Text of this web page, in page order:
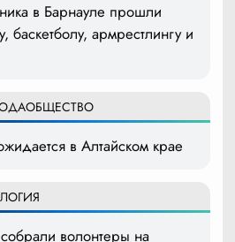
в Барнауле прошли
баскетболу, армрестлингу и
ОБЩЕСТВО
в Алтайском крае
волонтеры на